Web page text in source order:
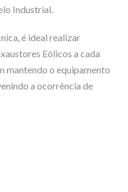
Industrial.
é ideal realizar
Eólicos a cada
mantendo o equipamento
a ocorrência de